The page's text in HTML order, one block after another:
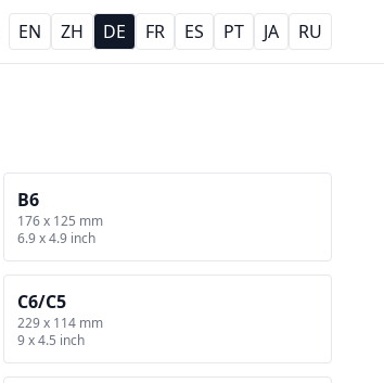
EN ZH DE FR ES PT JA RU
B6
176 x 125 mm
6.9 x 4.9 inch
C6/C5
229 x 114 mm
9 x 4.5 inch